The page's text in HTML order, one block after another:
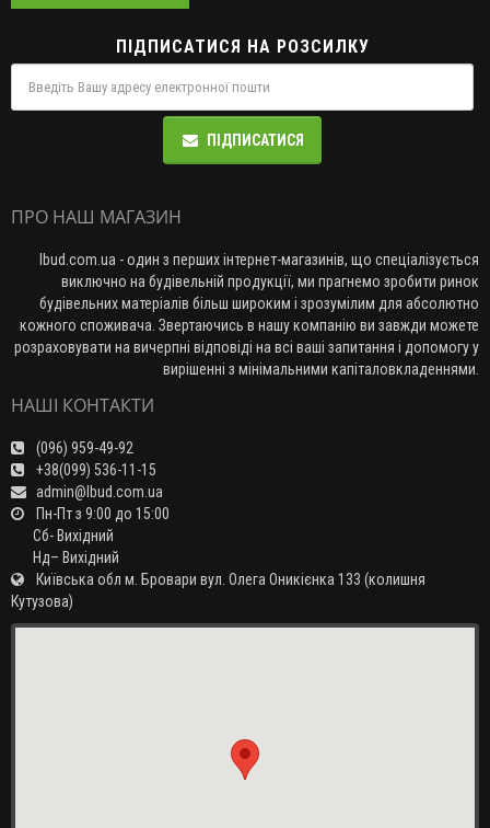
ПІДПИСАТИСЯ НА РОЗСИЛКУ
ПІДПИСАТИСЯ
ПРО НАШ МАГАЗИН
lbud.com.ua - один з перших інтернет-магазинів, що спеціалізується
виключно на будівельній продукції, ми прагнемо зробити ринок
будівельних матеріалів більш широким і зрозумілим для абсолютно
кожного споживача. Звертаючись в нашу компанію ви завжди можете
розраховувати на вичерпні відповіді на всі ваші запитання і допомогу у
вирішенні з мінімальними капіталовкладеннями.
НАШІ КОНТАКТИ
(096) 959-49-92
+38(099) 536-11-15
admin@lbud.com.ua
Пн-Пт з 9:00 до 15:00
Сб- Вихідний
Нд– Вихідний
Київська обл м. Бровари вул. Олега Оникієнка 133 (колишня
Кутузова)